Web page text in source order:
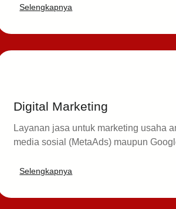
Selengkapnya
Digital Marketing
Layanan jasa untuk marketing usaha
media sosial (MetaAds) maupun
Selengkapnya